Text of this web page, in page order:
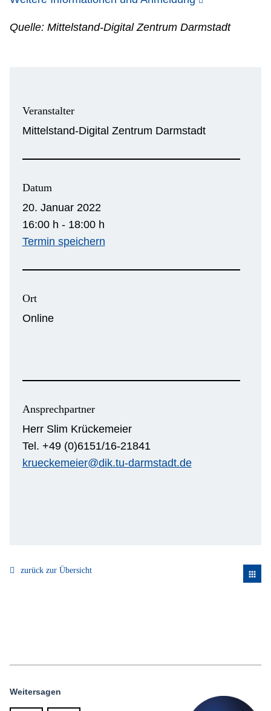
Quelle: Mittelstand-Digital Zentrum Darmstadt
Veranstalter
Mittelstand-Digital Zentrum Darmstadt
Datum
20. Januar 2022
16:00 h - 18:00 h
Termin speichern
Ort
Online
Ansprechpartner
Herr Slim Krückemeier
Tel. +49 (0)6151/16-21841
krueckemeier@dik.tu-darmstadt.de
zurück zur Übersicht apps
Weitersagen